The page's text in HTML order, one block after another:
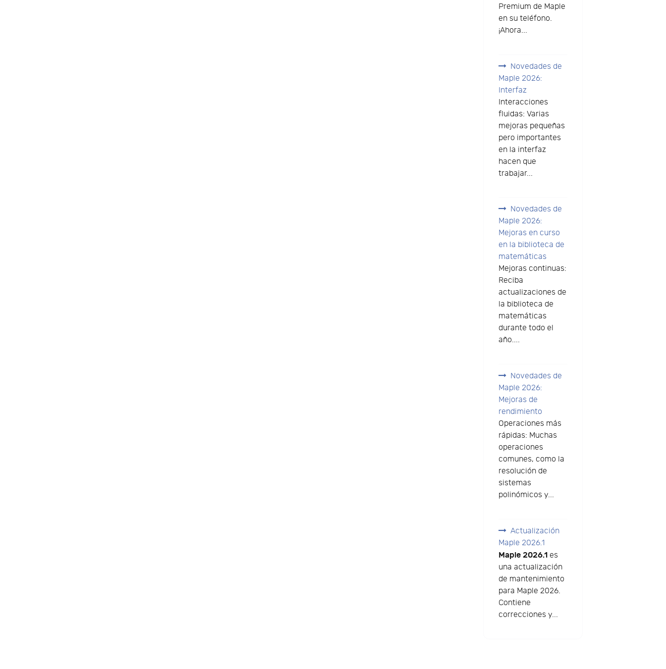
Premium de Maple
en su teléfono.
¡Ahora...
Novedades de
Maple 2026:
Interfaz
Interacciones
fluidas: Varias
mejoras pequeñas
pero importantes
en la interfaz
hacen que
trabajar...
Novedades de
Maple 2026:
Mejoras en curso
en la biblioteca de
matemáticas
Mejoras continuas:
Reciba
actualizaciones de
la biblioteca de
matemáticas
durante todo el
año....
Novedades de
Maple 2026:
Mejoras de
rendimiento
Operaciones más
rápidas: Muchas
operaciones
comunes, como la
resolución de
sistemas
polinómicos y...
Actualización
Maple 2026.1
Maple 2026.1es
una actualización
de mantenimiento
para Maple 2026.
Contiene
correcciones y...